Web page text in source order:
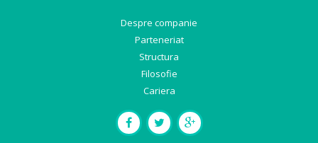
Despre companie
Parteneriat
Structura
Filosofie
Cariera